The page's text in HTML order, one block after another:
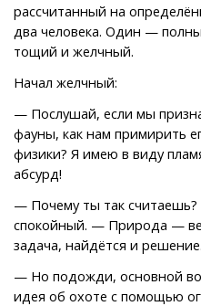
рассчитанный на
два человека. Один —
тощий и желчный.
Начал желчный:
— Послушай, если мы
фауны, как нам примирить
физики? Я имею в виду
абсурд!
— Почему ты так
спокойный. — Природа —
задача, найдётся и решение.
— Но подожди, основной
идея об охоте с помощью